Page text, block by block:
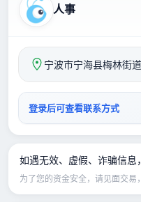
人事
宁波市宁海县梅林街
登录后可查看联系方式
如遇无效、虚假、诈骗信息
为了您的资金安全，请见面交易